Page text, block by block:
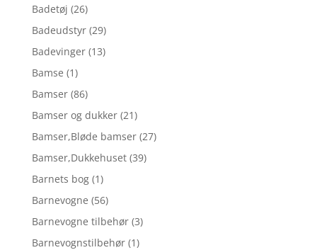
Badetøj (26)
Badeudstyr (29)
Badevinger (13)
Bamse (1)
Bamser (86)
Bamser og dukker (21)
Bamser,Bløde bamser (27)
Bamser,Dukkehuset (39)
Barnets bog (1)
Barnevogne (56)
Barnevogne tilbehør (3)
Barnevognstilbehør (1)